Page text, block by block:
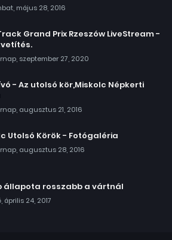
május 28, 2016
Grand Prix Rzeszów LiveStream -
szeptember 27, 2020
- Az utolsó kör,Miskolc Népkerti
augusztus 21, 2016
Utolsó Körök - Fotógaléria
augusztus 28, 2016
állapota rosszabb a vártnál
április 24, 2017